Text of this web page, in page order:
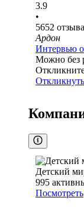
3.9
•
5652 отзыва
Ардон
Интервью
Можно без
Детский
995
Посмотреть